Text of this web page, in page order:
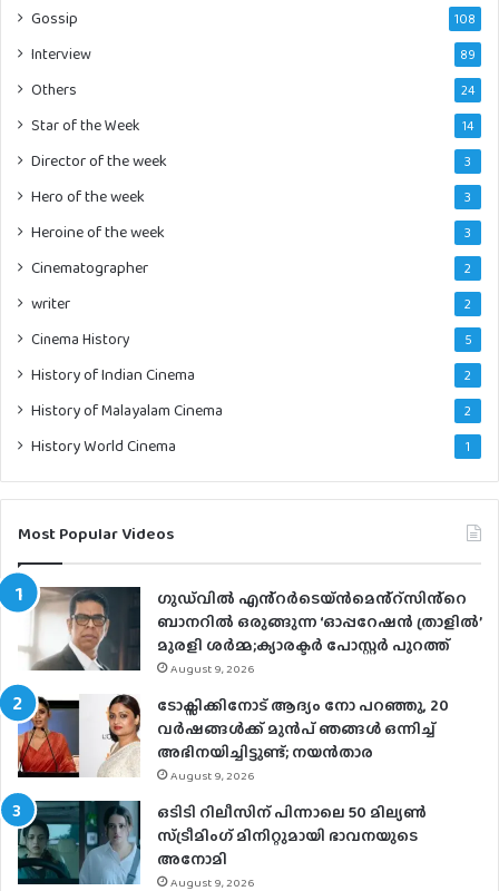
Gossip 108
Interview 89
Others 24
Star of the Week 14
Director of the week 3
Hero of the week 3
Heroine of the week 3
Cinematographer 2
writer 2
Cinema History 5
History of Indian Cinema 2
History of Malayalam Cinema 2
History World Cinema 1
Most Popular Videos
ഗുഡ്‌വിൽ എൻ്റർടെയ്ൻമെൻ്റ്സിൻ്റെ
ബാനറിൽ ഒരുങ്ങുന്ന ‘ഓപ്പറേഷൻ ത്രാളിൽ’
മുരളി ശർമ്മ;ക്യാരക്ടർ പോസ്റ്റർ പുറത്ത്
August 9, 2026
ടോക്സിക്കിനോട് ആദ്യം നോ പറഞ്ഞു, 20
വർഷങ്ങൾക്ക് മുൻപ് ഞങ്ങൾ ഒന്നിച്ച്
അഭിനയിച്ചിട്ടുണ്ട്; നയൻ‌താര
August 9, 2026
ഒടിടി റിലീസിന് പിന്നാലെ 50 മില്യൺ
സ്ട്രീമിം​ഗ് മിനിറ്റുമായി ഭാവനയുടെ
അനോമി
August 9, 2026